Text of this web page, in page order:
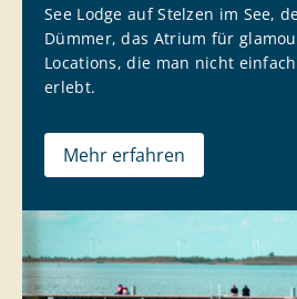
See Lodge auf Stelzen im See,
Dümmer, das Atrium für
Locations, die man nicht
erlebt.
Mehr erfahren